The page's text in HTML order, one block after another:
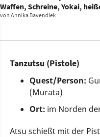
Waffen, Schreine, Yokai,
von Annika Bavendiek
Tanzutsu (Pistole)
Quest/Person:
(Murata)
Ort: im Norden
Atsu schießt mit der